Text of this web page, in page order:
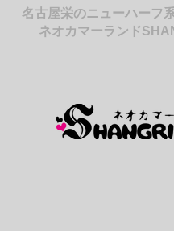
名古屋栄のニューハーフ
ネオカマーランド